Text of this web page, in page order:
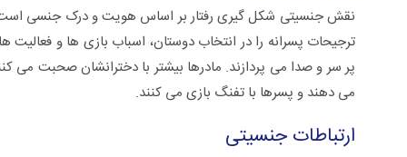
ترجیحات پسرانه را در انتخاب دوستان، اسباب بازی ها و
پر سر و صدا می پردازند. مادرها بیشتر با دخترانشان صحبت می
می دهند و پسرها با تفنگ بازی می کنند.
ارتباطات جنسیتی